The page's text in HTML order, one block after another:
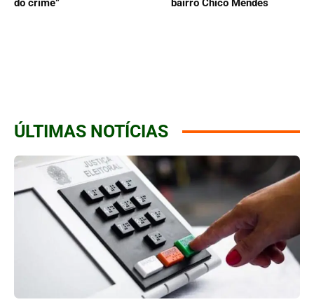
do crime”
bairro Chico Mendes
ÚLTIMAS NOTÍCIAS